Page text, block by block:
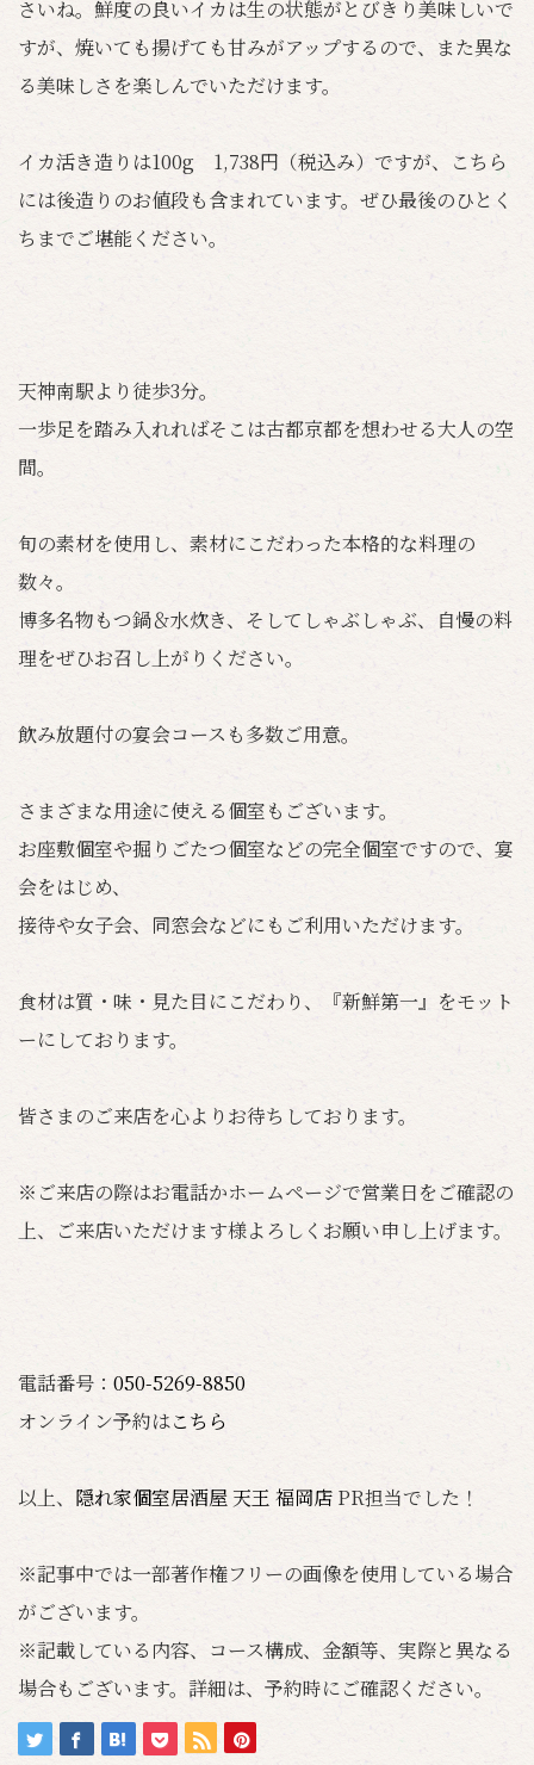
さいね。鮮度の良いイカは生の状態がとびきり美味しいで
すが、焼いても揚げても甘みがアップするので、また異な
る美味しさを楽しんでいただけます。
イカ活き造りは100g 1,738円（税込み）ですが、こちら
には後造りのお値段も含まれています。ぜひ最後のひとく
ちまでご堪能ください。
天神南駅より徒歩3分。
一歩足を踏み入れればそこは古都京都を想わせる大人の空
間。
旬の素材を使用し、素材にこだわった本格的な料理の
数々。
博多名物もつ鍋＆水炊き、そしてしゃぶしゃぶ、自慢の料
理をぜひお召し上がりください。
飲み放題付の宴会コースも多数ご用意。
さまざまな用途に使える個室もございます。
お座敷個室や掘りごたつ個室などの完全個室ですので、宴
会をはじめ、
接待や女子会、同窓会などにもご利用いただけます。
食材は質・味・見た目にこだわり、『新鮮第一』をモット
ーにしております。
皆さまのご来店を心よりお待ちしております。
※ご来店の際はお電話かホームページで営業日をご確認の
上、ご来店いただけます様よろしくお願い申し上げます。
電話番号： 050-5269-8850
オンライン予約はこちら
以上、 隠れ家個室居酒屋 天王 福岡店 PR担当でした！
※記事中では一部著作権フリーの画像を使用している場合
がございます。
※記載している内容、コース構成、金額等、実際と異なる
場合もございます。詳細は、予約時にご確認ください。